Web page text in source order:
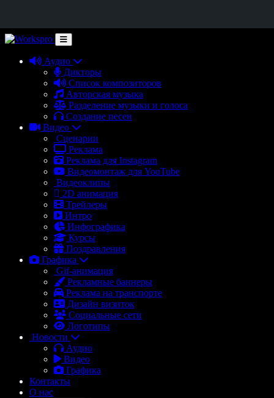
Аудио
Дикторы
Список композиторов
Авторская музыка
Разделение музыки и голоса
Создание песен
Видео
Сценарии
Реклама
Реклама для Instagram
Видеомонтаж для YouTube
Видеоклипы
2D анимация
Трейлеры
Интро
Инфографика
Курсы
Поздравления
Графика
Gif-анимация
Рекламные баннеры
Реклама на транспорте
Дизайн визиток
Социальные сети
Логотипы
Новости
Аудио
Видео
Графика
Контакты
О нас